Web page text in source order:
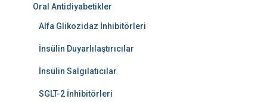
Oral Antidiyabetikler
Alfa Glikozidaz İnhibitörleri
İnsülin Duyarlılaştırıcılar
İnsülin Salgılatıcılar
SGLT-2 İnhibitörleri